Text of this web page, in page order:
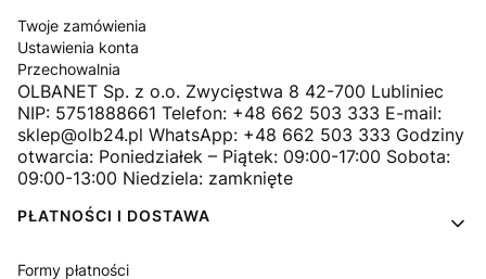
Twoje zamówienia
Ustawienia konta
Przechowalnia
OLBANET Sp. z o.o. Zwycięstwa 8 42-700 Lubliniec
NIP: 5751888661 Telefon: +48 662 503 333 E-mail:
sklep@olb24.pl WhatsApp: +48 662 503 333 Godziny
otwarcia: Poniedziałek – Piątek: 09:00-17:00 Sobota:
09:00-13:00 Niedziela: zamknięte
PŁATNOŚCI I DOSTAWA
Formy płatności